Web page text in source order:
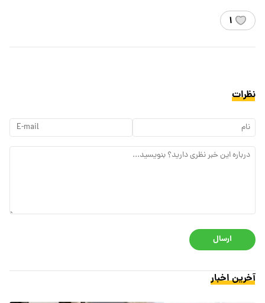
۱
نظرات
ارسال
آخرین اخبار